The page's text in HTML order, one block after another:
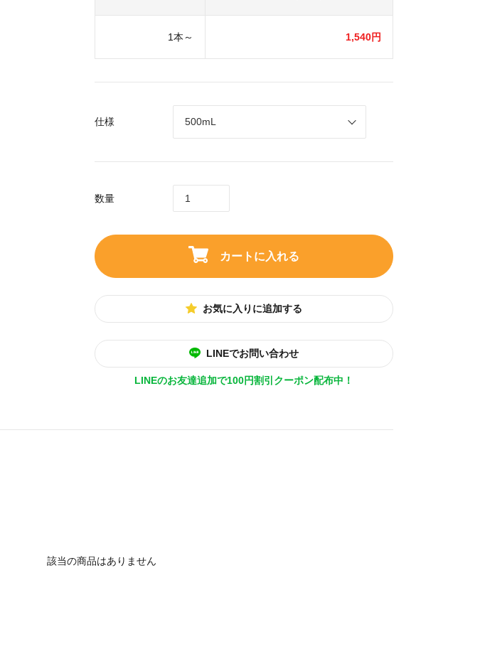
1本～ 1,540円
仕様
数量
カートに入れる
お気に入りに追加する
LINEでお問い合わせ
LINEのお友達追加で100円割引クーポン配布中！
該当の商品はありません